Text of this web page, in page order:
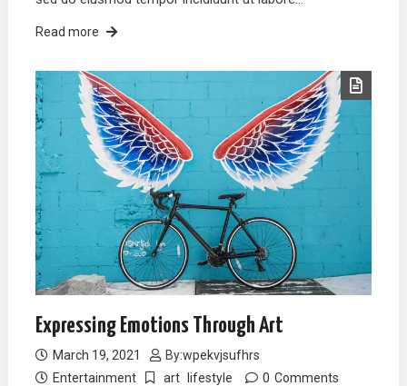
Read more
Expressing Emotions Through Art
March 19, 2021 By:wpekvjsufhrs
Entertainment
art lifestyle 0 Comments